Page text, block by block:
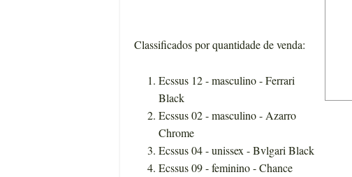
Classificados por quantidade de venda:
Ecssus 12 - masculino - Ferrari
Black
Ecssus 02 - masculino - Azarro
Chrome
Ecssus 04 - unissex - Bvlgari Black
Ecssus 09 - feminino - Chance